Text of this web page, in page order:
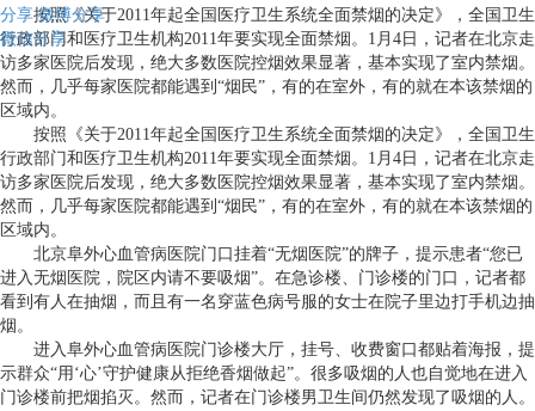
分享 微博分享
微信分享
按照《关于2011年起全国医疗卫生系统全面禁烟的决定》，全国卫生
行政部门和医疗卫生机构2011年要实现全面禁烟。1月4日，记者在北京走
访多家医院后发现，绝大多数医院控烟效果显著，基本实现了室内禁烟。
然而，几乎每家医院都能遇到“烟民”，有的在室外，有的就在本该禁烟的
区域内。
按照《关于2011年起全国医疗卫生系统全面禁烟的决定》，全国卫生
行政部门和医疗卫生机构2011年要实现全面禁烟。1月4日，记者在北京走
访多家医院后发现，绝大多数医院控烟效果显著，基本实现了室内禁烟。
然而，几乎每家医院都能遇到“烟民”，有的在室外，有的就在本该禁烟的
区域内。
北京阜外心血管病医院门口挂着“无烟医院”的牌子，提示患者“您已
进入无烟医院，院区内请不要吸烟”。在急诊楼、门诊楼的门口，记者都
看到有人在抽烟，而且有一名穿蓝色病号服的女士在院子里边打手机边抽
烟。
进入阜外心血管病医院门诊楼大厅，挂号、收费窗口都贴着海报，提
示群众“用‘心’守护健康从拒绝香烟做起”。很多吸烟的人也自觉地在进入
门诊楼前把烟掐灭。然而，记者在门诊楼男卫生间仍然发现了吸烟的人。